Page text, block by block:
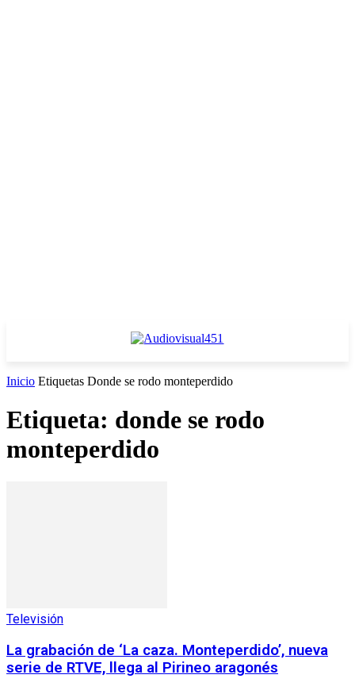
Inicio Etiquetas Donde se rodo monteperdido
Etiqueta: donde se rodo
monteperdido
Televisión
La grabación de ‘La caza. Monteperdido’, nueva
serie de RTVE, llega al Pirineo aragonés